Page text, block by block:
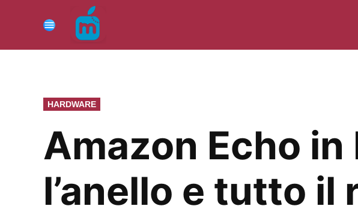
contenuto
Menu
PUBBLICATO
IN
HARDWARE
Amazon Echo
l’anello e tutto il